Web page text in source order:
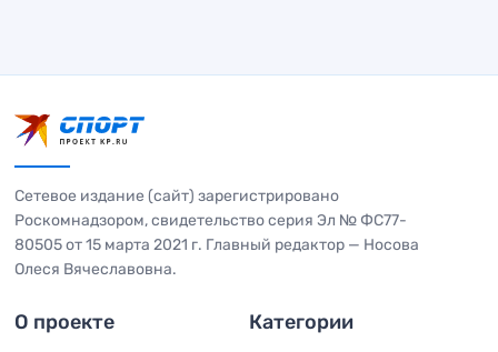
Сетевое издание (сайт) зарегистрировано
Роскомнадзором, свидетельство серия Эл № ФС77-
80505 от 15 марта 2021 г. Главный редактор — Носова
Олеся Вячеславовна.
О проекте Категории